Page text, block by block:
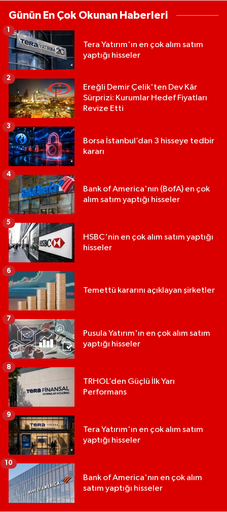
Günün En Çok Okunan Haberleri
Tera Yatırım'ın en çok alım satım
yaptığı hisseler
1
Ereğli Demir Çelik'ten Dev Kâr
Sürprizi: Kurumlar Hedef Fiyatları
Revize Etti
2
Borsa İstanbul’dan 3 hisseye tedbir
kararı
3
Bank of America'nın (BofA) en çok
alım satım yaptığı hisseler
4
HSBC'nin en çok alım satım yaptığı
hisseler
5
Temettü kararını açıklayan şirketler
6
Pusula Yatırım'ın en çok alım satım
yaptığı hisseler
7
TRHOL’den Güçlü İlk Yarı
Performans
8
Tera Yatırım'ın en çok alım satım
yaptığı hisseler
9
Bank of America'nın en çok alım
satım yaptığı hisseler
10